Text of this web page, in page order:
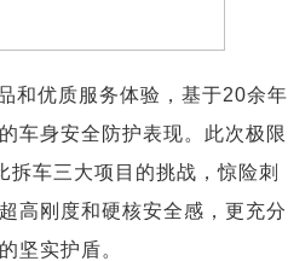
和优质服务体验，基于20余年
车身安全防护表现。此次极限
车三大项目的挑战，惊险刺
高刚度和硬核安全感，更充分
坚实护盾。